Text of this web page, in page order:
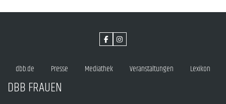
dbb.de Presse Mediathek Veranstaltungen Lexikon
DBB FRAUEN